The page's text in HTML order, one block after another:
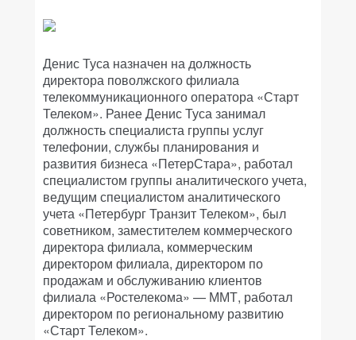
Денис Туса назначен на должность
директора поволжского филиала
телекоммуникационного оператора «Старт
Телеком». Ранее Денис Туса занимал
должность специалиста группы услуг
телефонии, службы планирования и
развития бизнеса «ПетерСтара», работал
специалистом группы аналитического учета,
ведущим специалистом аналитического
учета «Петербург Транзит Телеком», был
советником, заместителем коммерческого
директора филиала, коммерческим
директором филиала, директором по
продажам и обслуживанию клиентов
филиала «Ростелекома» — ММТ, работал
директором по региональному развитию
«Старт Телеком».